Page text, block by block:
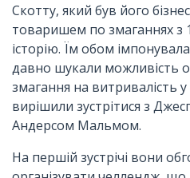
Скотту, який був його
товаришем по змаганнях з
історію. Їм обом
давно шукали можливість
змагання на витривалість
вирішили зустрітися з
Андерсом Мальмом.
На першій зустрічі вони